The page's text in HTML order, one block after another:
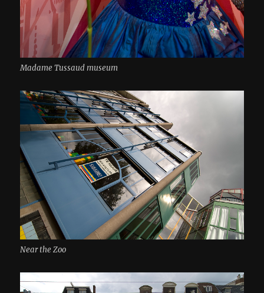
Madame Tussaud museum
Near the Zoo